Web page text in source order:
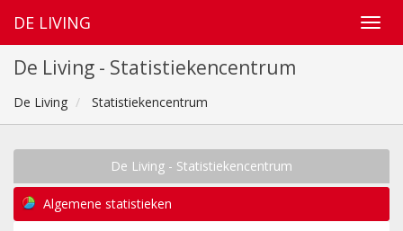
DE LIVING
De Living - Statistiekencentrum
De Living Statistiekencentrum
De Living - Statistiekencentrum
Algemene statistieken